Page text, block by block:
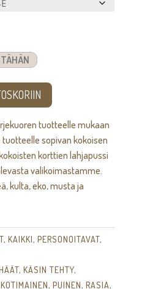
tuotteelle mukaan
sopivan kokoisen
korttien lahjapussi
valikoimastamme.
kulta, eko, musta ja
, KAIKKI, PERSONOITAVAT,
, KÄSIN TEHTY,
KOTIMAINEN, PUINEN, RASIA,